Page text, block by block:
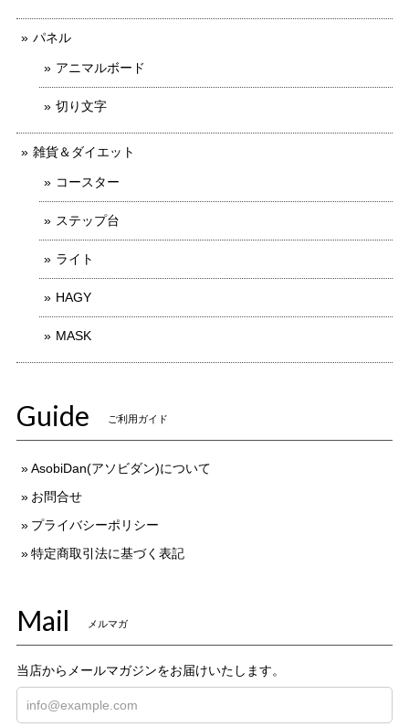
パネル
アニマルボード
切り文字
雑貨＆ダイエット
コースター
ステップ台
ライト
HAGY
MASK
Guide ご利用ガイド
AsobiDan(アソビダン)について
お問合せ
プライバシーポリシー
特定商取引法に基づく表記
Mail メルマガ
当店からメールマガジンをお届けいたします。